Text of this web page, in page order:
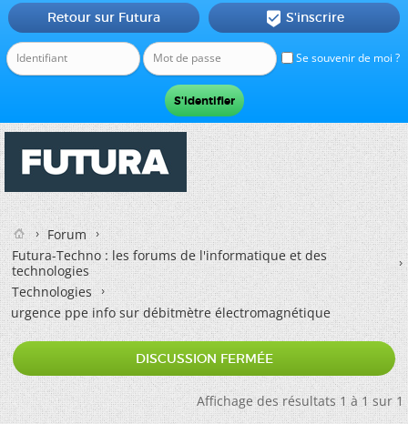
Se souvenir de moi ?
Retour sur Futura  S'inscrire
Forum
Futura-Techno : les forums de l'informatique et des
technologies
Technologies
urgence ppe info sur débitmètre électromagnétique
DISCUSSION FERMÉE
Affichage des résultats 1 à 1 sur 1